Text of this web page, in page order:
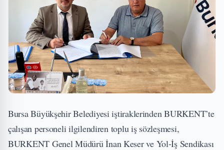
Bursa Büyükşehir Belediyesi iştiraklerinden BURKENT’te
çalışan personeli ilgilendiren toplu iş sözleşmesi,
BURKENT Genel Müdürü İnan Keser ve Yol-İş Sendikası